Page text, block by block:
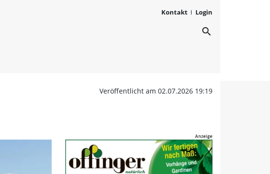
Kontakt Login
Burk: Ab ins search
Veröffentlicht am 02.07.2026 19:19